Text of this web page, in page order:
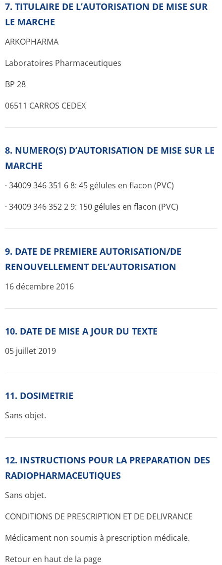
7. TITULAIRE DE L’AUTORISATION DE MISE SUR
LE MARCHE
ARKOPHARMA
Laboratoires Pharmaceutiques
BP 28
06511 CARROS CEDEX
8. NUMERO(S) D’AUTORISATION DE MISE SUR LE
MARCHE
· 34009 346 351 6 8: 45 gélules en flacon (PVC)
· 34009 346 352 2 9: 150 gélules en flacon (PVC)
9. DATE DE PREMIERE AUTORISATION/DE
RENOUVELLEMENT DEL’AUTORISATION
16 décembre 2016
10. DATE DE MISE A JOUR DU TEXTE
05 juillet 2019
11. DOSIMETRIE
Sans objet.
12. INSTRUCTIONS POUR LA PREPARATION DES
RADIOPHARMACE­UTIQUES
Sans objet.
CONDITIONS DE PRESCRIPTION ET DE DELIVRANCE
Médicament non soumis à prescription médicale.
Retour en haut de la page